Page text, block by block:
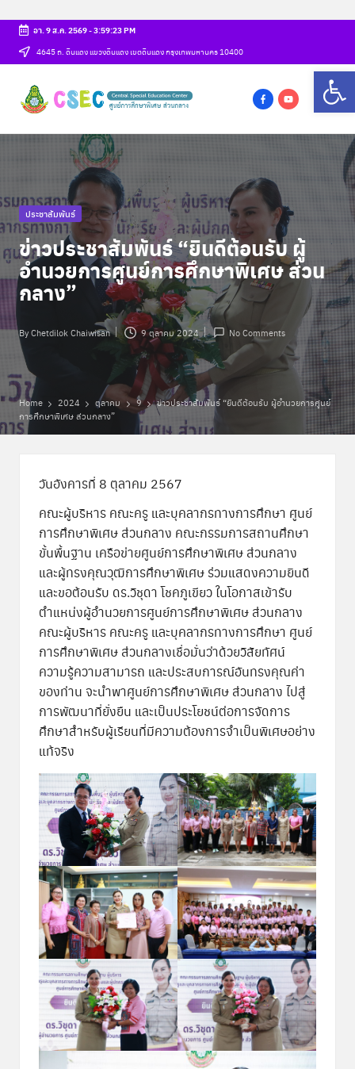
Skip
content
อา. 9 ส.ค. 2569-3:59:23 PM
4645 ถ. ดินแดง แขวงดินแดง เขตดินแดง กรุงเทพมหานคร 10400
ศู
น
า
ร
ศึ
ก
ษ
า
พิ
เ
ศ
csec
a
e
b
o
o
k
o
u
b
e
Posted
in
ประชาสัมพันธ์
ข่าวประชาสัมพันธ์ “ยินดีต้อนรับ ผู้
อำนวยการศูนย์การศึกษาพิเศษ ส่วน
กลาง”
Posted
by
ByChetdilok Chaiwisan 9 ตุลาคม 2024 No Comments
Home 2024 ตุลาคม 9
ข่าวประชาสัมพันธ์ “ยินดีต้อนรับ ผู้อำนวยการศูนย์
การศึกษาพิเศษ ส่วนกลาง”
วันอังคารที่ 8 ตุลาคม 2567
คณะผู้บริหาร คณะครู และบุคลากรทางการศึกษา ศูนย์
การศึกษาพิเศษ ส่วนกลาง คณะกรรมการสถานศึกษา
ขั้นพื้นฐาน เครือข่ายศูนย์การศึกษาพิเศษ ส่วนกลาง
และผู้ทรงคุณวุฒิการศึกษาพิเศษ ร่วมแสดงความยินดี
และขอต้อนรับ ดร.วิชุดา โชคภูเขียว ในโอกาสเข้ารับ
ตำแหน่งผู้อำนวยการศูนย์การศึกษาพิเศษ ส่วนกลาง
คณะผู้บริหาร คณะครู และบุคลากรทางการศึกษา ศูนย์
การศึกษาพิเศษ ส่วนกลางเชื่อมั่นว่าด้วยวิสัยทัศน์
ความรู้ความสามารถ และประสบการณ์อันทรงคุณค่า
ของท่าน จะนำพาศูนย์การศึกษาพิเศษ ส่วนกลาง ไปสู่
การพัฒนาที่ยั่งยืน และเป็นประโยชน์ต่อการจัดการ
ศึกษาสำหรับผู้เรียนที่มีความต้องการจำเป็นพิเศษอย่าง
แท้จริง